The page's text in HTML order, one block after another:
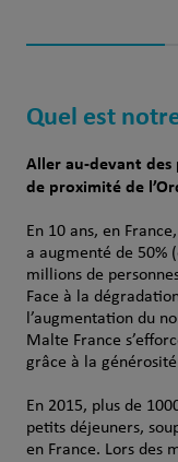
Quel est
Aller au-devant des
de proximité de
En 10 ans, en
a augmenté de 50%
millions de
Face à la
l’augmentation du
Malte France
grâce à la
En 2015, plus de
petits déjeuners,
en France. Lors des